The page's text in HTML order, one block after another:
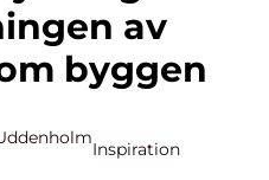
av
byggen
Inspiration